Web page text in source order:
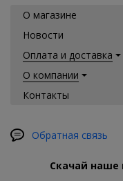
О магазине
Новости
Оплата и доставка
О компании
Контакты
Обратная связь
Скачай наше